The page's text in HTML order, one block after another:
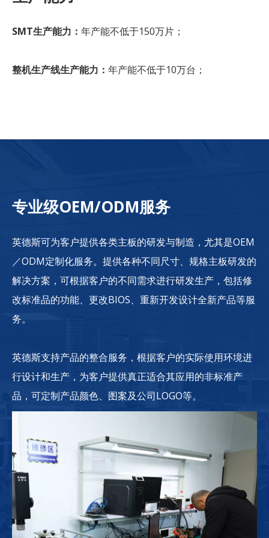
SMT生产能力： 年产能不低于150万片；
整机生产线生产能力： 年产能不低于10万台；
专业级OEM/ODM服务
英德斯可为客户提供各类主板的研发与制造，尤其是OEM
／ODM定制化服务。提供各种不同尺寸、规格主板研发的
解决方案，可根据客户的不同需求进行研发生产，包括修
改标准品的功能、更改BIOS、重新开发设计全新产品等服
务。
英德斯支持产品的整合服务，根据客户的实际使用环境进
行设计和生产，为客户提供真正适合其应用的非标准产
品，可定制产品颜色、图案及公司LOGO等。